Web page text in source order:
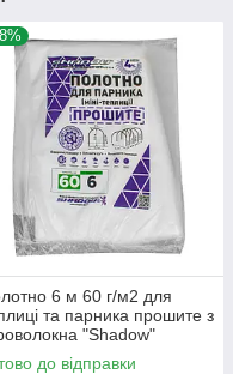
6 м 60 г/м2 для
та парника прошите з
"Shadow"
до відправки